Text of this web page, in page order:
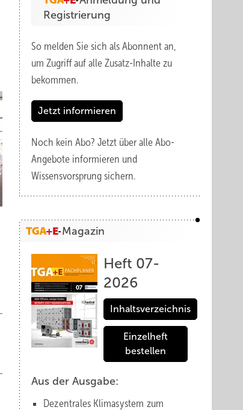
Registrierung
So melden Sie sich als Abonnent an,
um Zugriff auf alle Zusatz-Inhalte zu
bekommen.
Jetzt informieren
Noch kein Abo? Jetzt über alle Abo-
Angebote informieren und
Wissensvorsprung sichern.
Magazin
Heft 07-
2026
Inhaltsverzeichnis
Einzelheft
bestellen
Aus der Ausgabe:
Dezentrales Klimasystem zum